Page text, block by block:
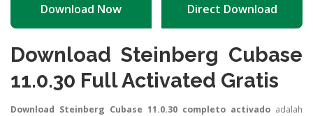
Download Now Direct Download
Download Steinberg Cubase
11.0.30 Full Activated Gratis
Download Steinberg Cubase 11.0.30 completo activado adalah